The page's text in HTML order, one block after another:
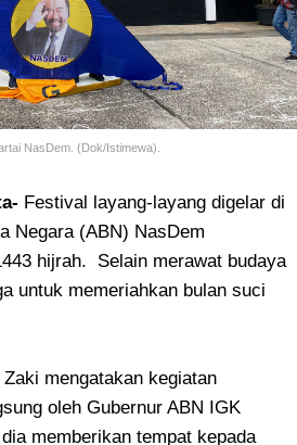
NasDem. (Dok/Istimewa).
Festival layang-layang digelar di
Negara (ABN) NasDem
hijrah. Selain merawat budaya
untuk memeriahkan bulan suci
mengatakan kegiatan
oleh Gubernur ABN IGK
memberikan tempat kepada